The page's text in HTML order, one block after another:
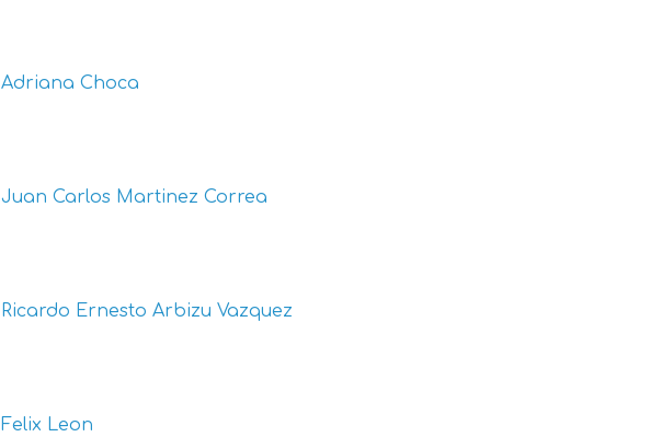
Adriana Choca
Juan Carlos Martinez Correa
Ricardo Ernesto Arbizu Vazquez
Felix Leon